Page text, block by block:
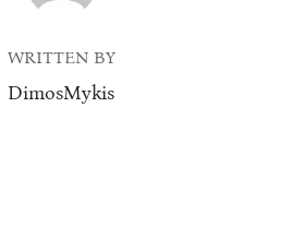
WRITTEN BY
DimosMykis